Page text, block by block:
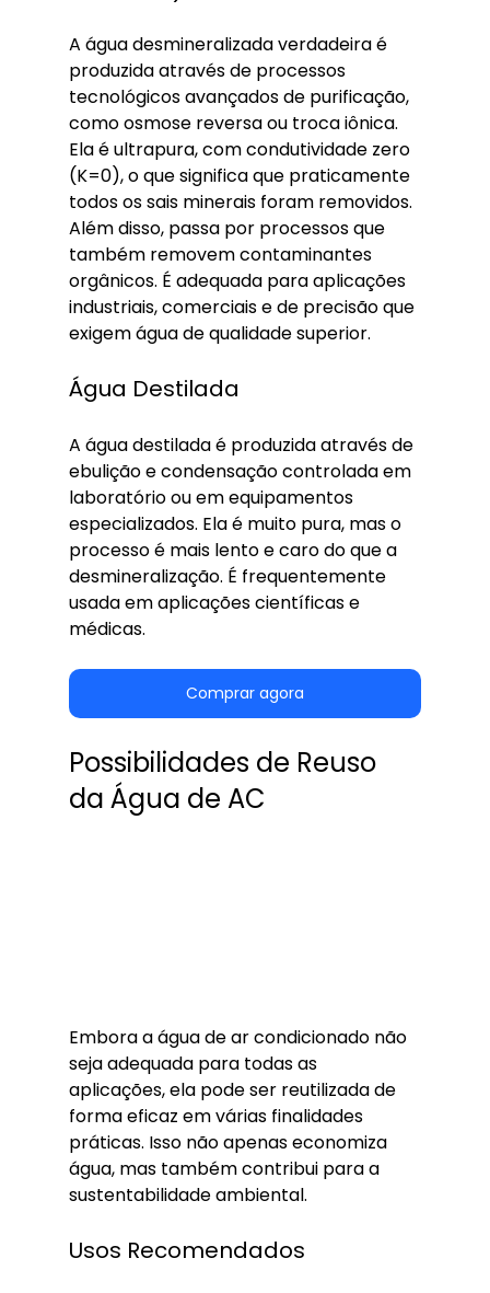
A água desmineralizada verdadeira é
produzida através de processos
tecnológicos avançados de purificação,
como osmose reversa ou troca iônica.
Ela é ultrapura, com condutividade zero
(K=0), o que significa que praticamente
todos os sais minerais foram removidos.
Além disso, passa por processos que
também removem contaminantes
orgânicos. É adequada para aplicações
industriais, comerciais e de precisão que
exigem água de qualidade superior.
Água Destilada
A água destilada é produzida através de
ebulição e condensação controlada em
laboratório ou em equipamentos
especializados. Ela é muito pura, mas o
processo é mais lento e caro do que a
desmineralização. É frequentemente
usada em aplicações científicas e
médicas.
Comprar agora
Possibilidades de Reuso
da Água de AC
Embora a água de ar condicionado não
seja adequada para todas as
aplicações, ela pode ser reutilizada de
forma eficaz em várias finalidades
práticas. Isso não apenas economiza
água, mas também contribui para a
sustentabilidade ambiental.
Usos Recomendados